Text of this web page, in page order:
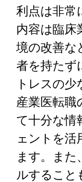
利点は非
内容は臨床
境の改善な
者を持たず
トレスの
産業医転職
て十分な情
ェントを
ます。ま
ルすること